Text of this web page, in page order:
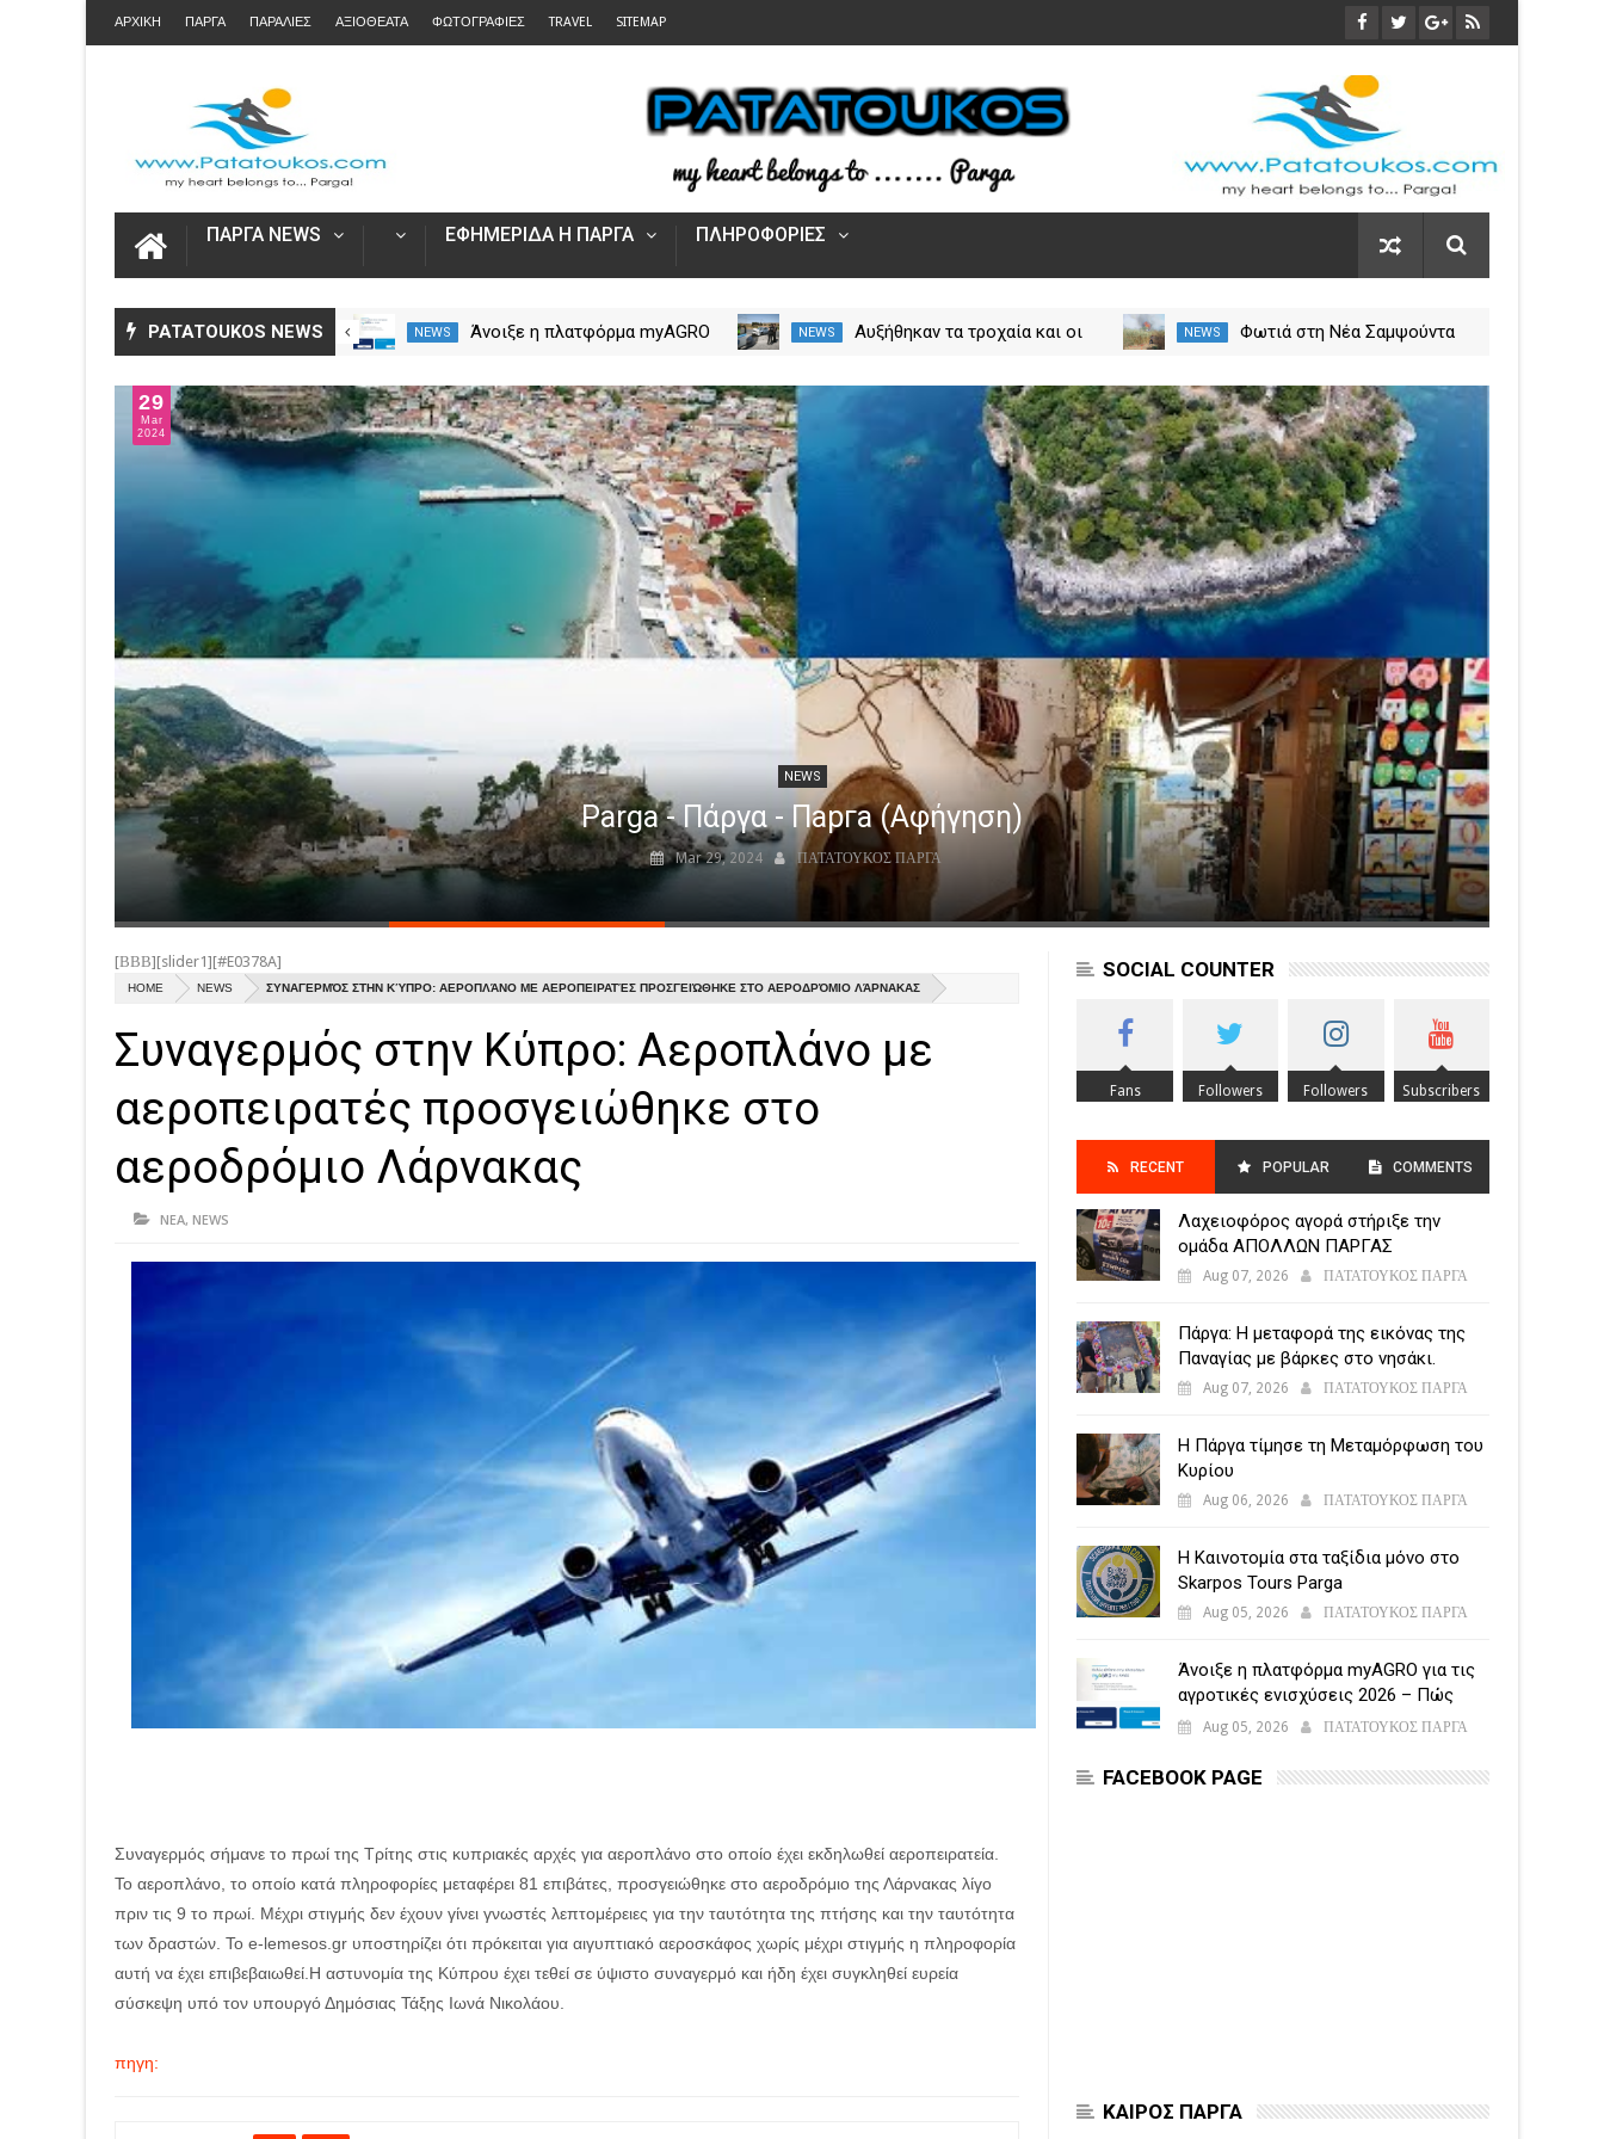
ΑΡΧΙΚΗ ΠΑΡΓΑ ΠΑΡΑΛΙΕΣ ΑΞΙΟΘΕΑΤΑ ΦΩΤΟΓΡΑΦΙΕΣ TRAVEL SITEMAP
ΠΑΡΓΑ NEWS ΕΦΗΜΕΡΙΔΑ Η ΠΑΡΓΑ ΠΛΗΡΟΦΟΡΙΕΣ
PATATOUKOS NEWS
Η Καινοτομία στα ταξίδια μόνο
στο Skarpos Tours Parga
NEWS
Άνοιξε η πλατφόρμα myAGRO
Ενιαία Αίτηση Ενίσχυσης
NEWS
Αυξήθηκαν τα τροχαία και οι
NEWS
Φωτιά στη Νέα Σαμψούντα
δυνάμεις
29
Mar
2024
NEWS
Parga - Πάργα - Парга (Αφήγηση)
Mar 29, 2024 ΠΑΤΑΤΟΥΚΟΣ ΠΑΡΓΑ
[ΒΒΒ][slider1][#E0378A]
HOME NEWS ΣΥΝΑΓΕΡΜΌΣ ΣΤΗΝ ΚΎΠΡΟ: ΑΕΡΟΠΛΆΝΟ ΜΕ ΑΕΡΟΠΕΙΡΑΤΈΣ ΠΡΟΣΓΕΙΏΘΗΚΕ ΣΤΟ ΑΕΡΟΔΡΌΜΙΟ ΛΆΡΝΑΚΑΣ
Συναγερμός στην Κύπρο: Αεροπλάνο με
αεροπειρατές προσγειώθηκε στο
αεροδρόμιο Λάρνακας
ΝΕΑ, NEWS
Συναγερμός σήμανε το πρωί της Τρίτης στις κυπριακές αρχές για αεροπλάνο στο οποίο έχει εκδηλωθεί αεροπειρατεία.
Το αεροπλάνο, το οποίο κατά πληροφορίες μεταφέρει 81 επιβάτες, προσγειώθηκε στο αεροδρόμιο της Λάρνακας λίγο
πριν τις 9 το πρωί. Μέχρι στιγμής δεν έχουν γίνει γνωστές λεπτομέρειες για την ταυτότητα της πτήσης και την ταυτότητα
των δραστών. Το e-lemesos.gr υποστηρίζει ότι πρόκειται για αιγυπτιακό αεροσκάφος χωρίς μέχρι στιγμής η πληροφορία
αυτή να έχει επιβεβαιωθεί.Η αστυνομία της Κύπρου έχει τεθεί σε ύψιστο συναγερμό και ήδη έχει συγκληθεί ευρεία
σύσκεψη υπό τον υπουργό Δημόσιας Τάξης Ιωνά Νικολάου.
πηγη:
SOCIAL COUNTER
Fans Followers Followers Subscribers
RECENT POPULAR
POSTS
COMMENTS
Λαχειοφόρος αγορά στήριξε την
ομάδα ΑΠΟΛΛΩΝ ΠΑΡΓΑΣ
Aug 07, 2026 ΠΑΤΑΤΟΥΚΟΣ ΠΑΡΓΑ
Πάργα: Η μεταφορά της εικόνας της
Παναγίας με βάρκες στο νησάκι.
Aug 07, 2026 ΠΑΤΑΤΟΥΚΟΣ ΠΑΡΓΑ
Η Πάργα τίμησε τη Μεταμόρφωση του
Κυρίου
Aug 06, 2026 ΠΑΤΑΤΟΥΚΟΣ ΠΑΡΓΑ
Η Καινοτομία στα ταξίδια μόνο στο
Skarpos Tours Parga
Aug 05, 2026 ΠΑΤΑΤΟΥΚΟΣ ΠΑΡΓΑ
Άνοιξε η πλατφόρμα myAGRO για τις
αγροτικές ενισχύσεις 2026 – Πώς
υποβάλλεται η Ενιαία Αίτηση
Aug 05, 2026 ΠΑΤΑΤΟΥΚΟΣ ΠΑΡΓΑ
FACEBOOK PAGE
ΚΑΙΡΟΣ ΠΑΡΓΑ